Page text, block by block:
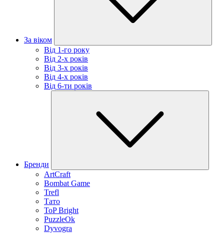
За віком
Від 1-го року
Від 2-х років
Від 3-х років
Від 4-х років
Від 6-ти років
Бренди
ArtCraft
Bombat Game
Trefl
Тато
ToP Bright
PuzzleOk
Dyvogra